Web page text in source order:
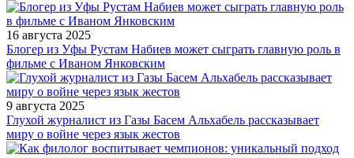
16 августа 2025
Блогер из Уфы Рустам Набиев может сыграть главную роль в
фильме с Иваном Янковским
9 августа 2025
Глухой журналист из Газы Басем Альхабель рассказывает
миру о войне через язык жестов